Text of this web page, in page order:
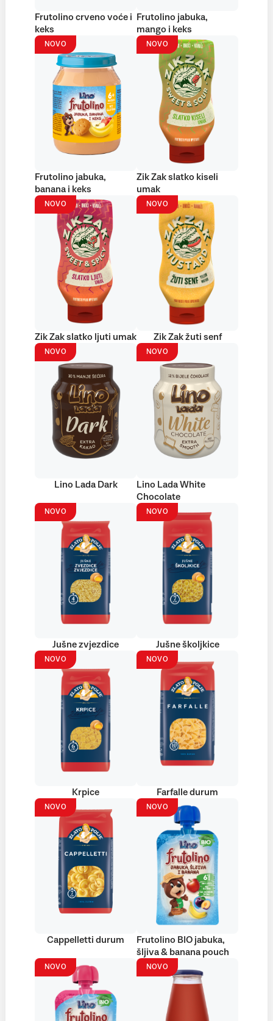
Frutolino crveno voće i
keks
Frutolino jabuka,
mango i keks
NOVO
Frutolino jabuka,
banana i keks
NOVO
Zik Zak slatko kiseli
umak
NOVO
Zik Zak slatko ljuti umak
NOVO
Zik Zak žuti senf
NOVO
Lino Lada Dark
NOVO
Lino Lada White
Chocolate
NOVO
Jušne zvjezdice
NOVO
Jušne školjkice
NOVO
Krpice
NOVO
Farfalle durum
NOVO
Cappelletti durum
NOVO
Frutolino BIO jabuka,
šljiva & banana pouch
NOVO NOVO